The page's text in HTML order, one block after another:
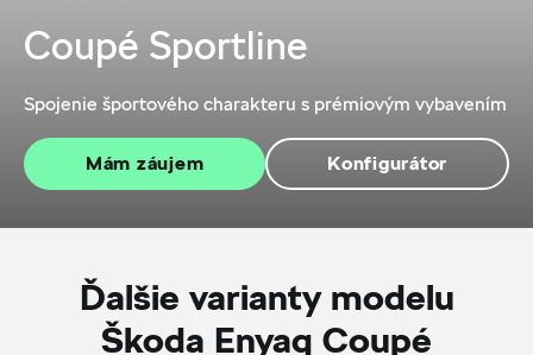
Coupé Sportline
Spojenie športového charakteru s prémiovým vybavením
Mám záujem Konfigurátor
Ďalšie varianty modelu
Škoda Enyaq Coupé